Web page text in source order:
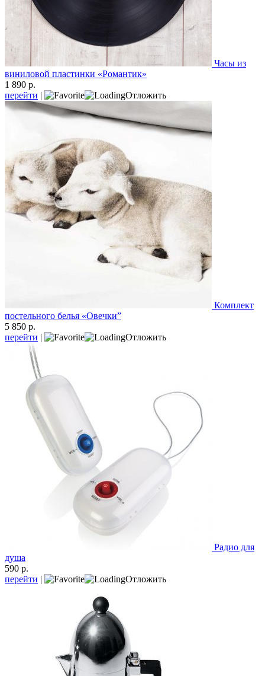
Часы из
виниловой пластинки «Романтик»
1 890 р.
перейти | Отложить
Комплект
постельного белья «Овечки”
5 850 р.
перейти | Отложить
Радио для
душа
590 р.
перейти | Отложить